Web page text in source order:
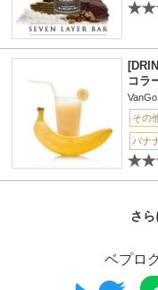
コラ
その
バナ
さ
ベプロ